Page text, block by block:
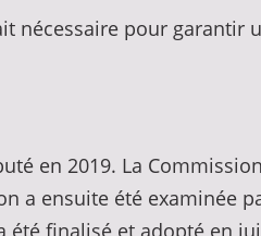
nécessaire pour
en 2019. La
a ensuite été examinée
été finalisé et adopté en